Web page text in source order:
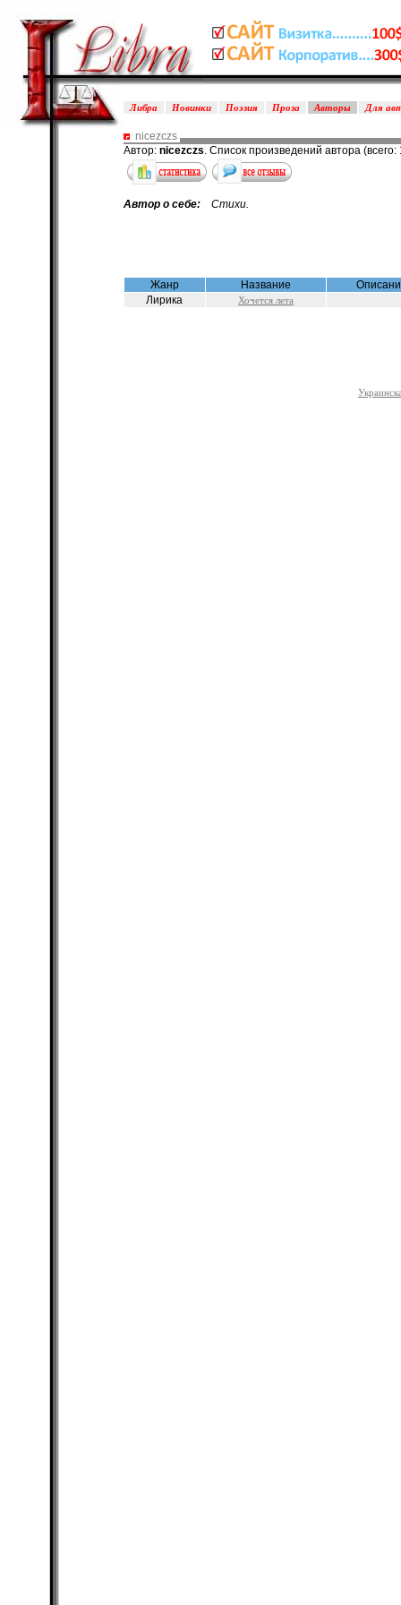
Либра Новинки Поэзия Проза Авторы Для
nicezczs
Автор: nicezczs. Список произведений автора (всего:
Автор о себе: Стихи.
Жанр Название
Лирика
Хочется лета